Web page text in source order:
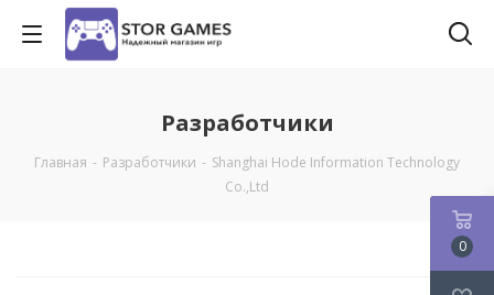
Разработчики
Главная - Разработчики - Shanghai Hode Information Technology
Co.,Ltd
0